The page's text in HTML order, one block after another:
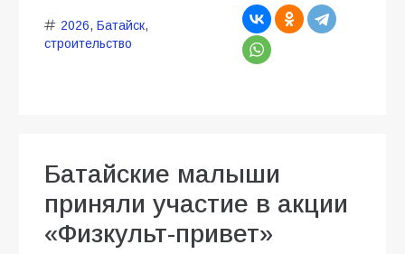
2026, Батайск,
строительство
Батайские малыши
приняли участие в акции
«Физкульт-привет»